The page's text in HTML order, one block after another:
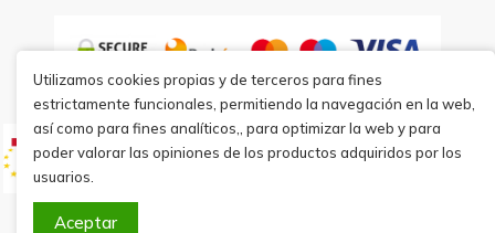
Utilizamos cookies propias y de terceros para fines
estrictamente funcionales, permitiendo la navegación en la web,
así como para fines analíticos,, para optimizar la web y para
poder valorar las opiniones de los productos adquiridos por los
usuarios.
Aceptar